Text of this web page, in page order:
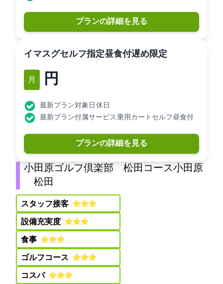
プランの詳細を見る
[イマスグ]セルフ/指定昼食付/遅め限定**
12月 17,800円
最新プラン対象日: 休日
最新プラン付属サービス: 乗用カートセルフ昼食付
プランの詳細を見る
小田原ゴルフ倶楽部 松田コース(小田原
GC 松田C)
スタッフ接客:
設備充実度:
食事:
ゴルフコース:
コスパ: